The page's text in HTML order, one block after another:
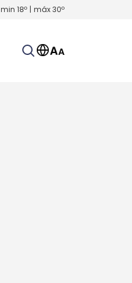
min 18º | máx30º